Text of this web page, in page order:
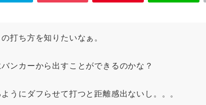
打ち方を知りたいなぁ。
ンカーから出すことができるのかな？
うにダフらせて打つと距離感出ないし。。。